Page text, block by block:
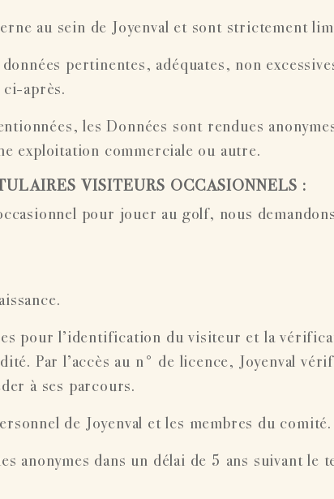
au sein de Joyenval et sont strictement
pertinentes, adéquates, non
ci-après.
les Données sont rendues
exploitation commerciale ou autre.
VISITEURS OCCASIONNELS :
pour jouer au golf, nous demandons
pour l’identification du visiteur et la
Par l’accès au n° de licence, Joyenval
à ses parcours.
de Joyenval et les membres du comité.
anonymes dans un délai de 5 ans suivant le